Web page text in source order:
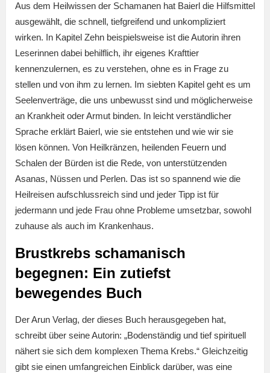
Aus dem Heilwissen der Schamanen hat Baierl die Hilfsmittel
ausgewählt, die schnell, tiefgreifend und unkompliziert
wirken. In Kapitel Zehn beispielsweise ist die Autorin ihren
Leserinnen dabei behilflich, ihr eigenes Krafttier
kennenzulernen, es zu verstehen, ohne es in Frage zu
stellen und von ihm zu lernen. Im siebten Kapitel geht es um
Seelenverträge, die uns unbewusst sind und möglicherweise
an Krankheit oder Armut binden. In leicht verständlicher
Sprache erklärt Baierl, wie sie entstehen und wie wir sie
lösen können. Von Heilkränzen, heilenden Feuern und
Schalen der Bürden ist die Rede, von unterstützenden
Asanas, Nüssen und Perlen. Das ist so spannend wie die
Heilreisen aufschlussreich sind und jeder Tipp ist für
jedermann und jede Frau ohne Probleme umsetzbar, sowohl
zuhause als auch im Krankenhaus.
Brustkrebs schamanisch
begegnen: Ein zutiefst
bewegendes Buch
Der Arun Verlag, der dieses Buch herausgegeben hat,
schreibt über seine Autorin: „Bodenständig und tief spirituell
nähert sie sich dem komplexen Thema Krebs.“ Gleichzeitig
gibt sie einen umfangreichen Einblick darüber, was eine